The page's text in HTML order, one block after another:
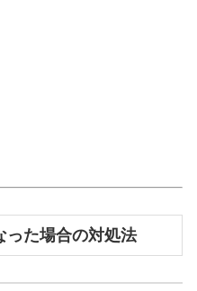
った場合の対処法